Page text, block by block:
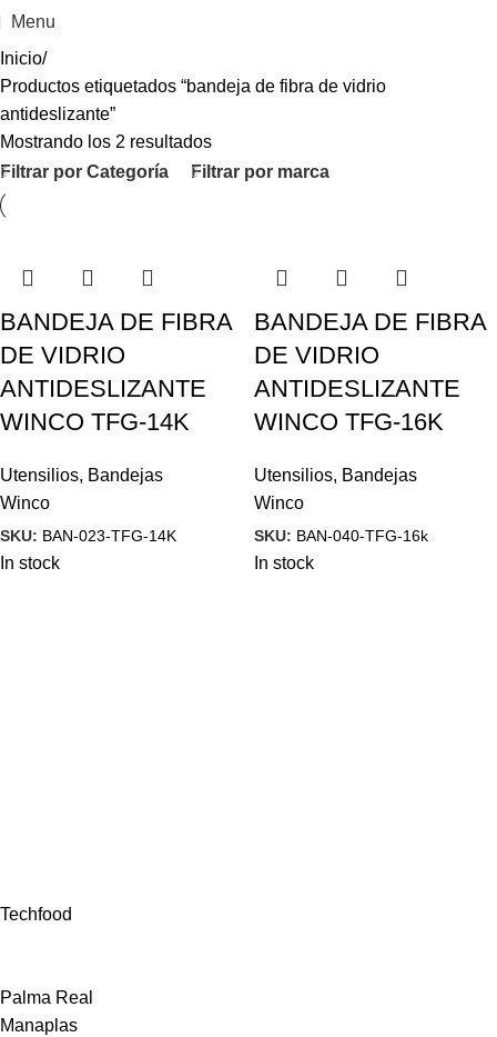
Menu
Inicio
Productos etiquetados “bandeja de fibra de vidrio
antideslizante”
Mostrando los 2 resultados
Filtrar por Categoría
Filtrar por marca
BANDEJA DE FIBRA
DE VIDRIO
ANTIDESLIZANTE
WINCO TFG-14K
Utensilios, Bandejas
Winco
SKU: BAN-023-TFG-14K
In stock
BANDEJA DE FIBRA
DE VIDRIO
ANTIDESLIZANTE
WINCO TFG-16K
Utensilios, Bandejas
Winco
SKU: BAN-040-TFG-16k
In stock
Techfood
Palma Real
Manaplas